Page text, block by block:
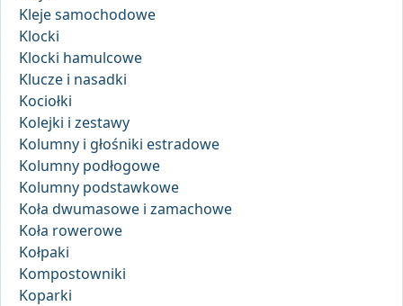
Kleje samochodowe
Klocki
Klocki hamulcowe
Klucze i nasadki
Kociołki
Kolejki i zestawy
Kolumny i głośniki estradowe
Kolumny podłogowe
Kolumny podstawkowe
Koła dwumasowe i zamachowe
Koła rowerowe
Kołpaki
Kompostowniki
Koparki